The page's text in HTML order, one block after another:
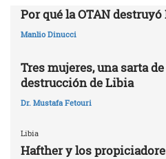
Por qué la OTAN
Manlio Dinucci
Tres mujeres, una sarta
destrucción de Libia
Dr. Mustafa Fetouri
Libia
Hafther y los